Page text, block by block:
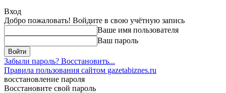
Вход
Добро пожаловать! Войдите в свою учётную запись
Ваше имя пользователя
Ваш пароль
Забыли пароль? Восстановить...
Правила пользования сайтом gazetabiznes.ru
восстановление пароля
Восстановите свой пароль